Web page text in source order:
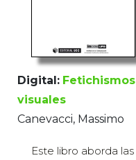
Digital: Fetichismos
visuales
Canevacci, Massimo
Este libro aborda las